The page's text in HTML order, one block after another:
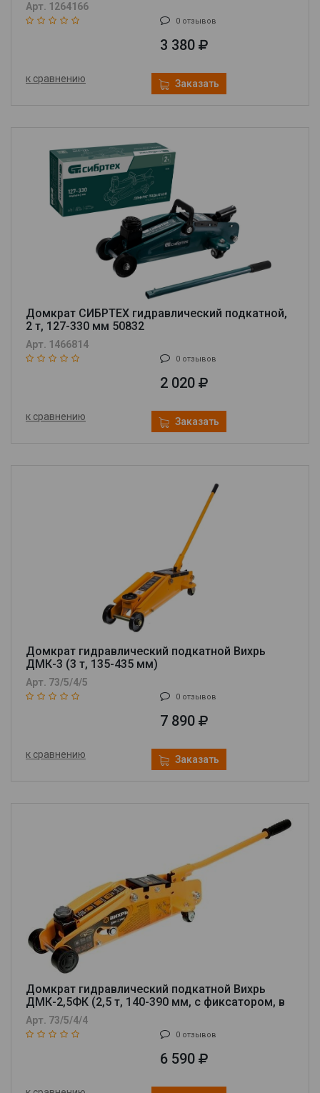
Арт. 1264166
0 отзывов
3 380
к сравнению Заказать
Домкрат СИБРТЕХ гидравлический подкатной,
2 т, 127-330 мм 50832
Арт. 1466814
0 отзывов
2 020
к сравнению Заказать
Домкрат гидравлический подкатной Вихрь
ДМК-3 (3 т, 135-435 мм)
Арт. 73/5/4/5
0 отзывов
7 890
к сравнению Заказать
Домкрат гидравлический подкатной Вихрь
ДМК-2,5ФК (2,5 т, 140-390 мм, с фиксатором, в
кейсе)
Арт. 73/5/4/4
0 отзывов
6 590